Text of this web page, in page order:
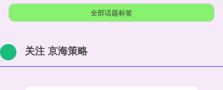
全部话题标签
关注 京海策略